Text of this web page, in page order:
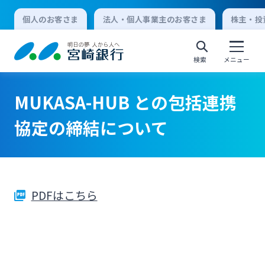
個人のお客さま 法人・個人事業主のお客さま 株主・
検索 メニュー
個人向けインターネットバンキング
ログオン
法人向けインターネットバンキング
MUKASA-HUB との包括連携
協定の締結について
PDFはこちら